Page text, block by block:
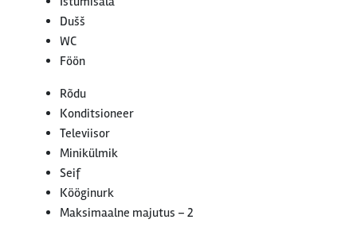
Dušš
WC
Föön
Rõdu
Konditsioneer
Televiisor
Minikülmik
Seif
Kööginurk
Maksimaalne majutus – 2